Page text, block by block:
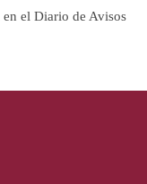
en el Diario de Avisos